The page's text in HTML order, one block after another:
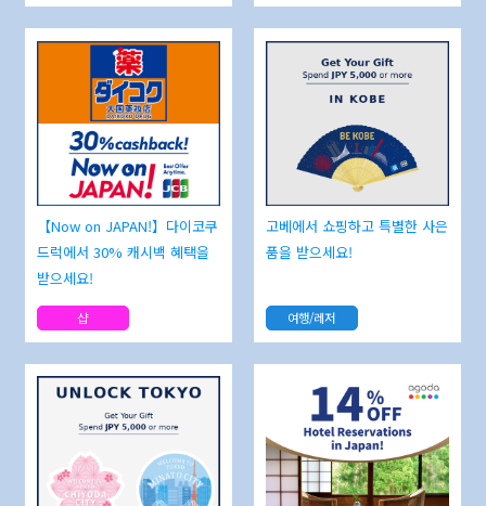
【Now on JAPAN!】다이코쿠
드럭에서 30% 캐시백 혜택을
받으세요!
샵
고베에서 쇼핑하고 특별한 사은
품을 받으세요!
여행/레저